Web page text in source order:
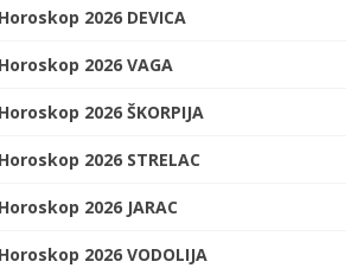
2026 DEVICA
2026 VAGA
2026 ŠKORPIJA
2026 STRELAC
2026 JARAC
2026 VODOLIJA